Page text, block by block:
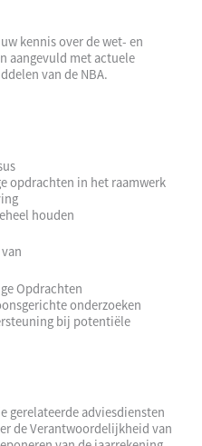
kennis over de wet- en
aangevuld met actuele
van de NBA.
opdrachten in het raamwerk
houden
Opdrachten
onderzoeken
bij potentiële
gerelateerde adviesdiensten
de Verantwoordelijkheid van